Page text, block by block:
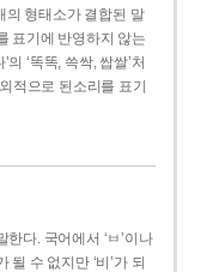
의 형태소가 결합된 말
표기에 반영하지 않는
‘똑똑, 쓱싹, 쌉쌀’처
적으로 된소리를 표기
한다. 국어에서 ‘ㅂ’이나
될 수 없지만 ‘비’가 되